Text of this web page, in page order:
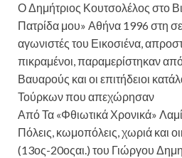
Ο Δημήτριος Κουτσολέλος στο
Πατρίδα μου» Αθήνα 1996 στη
αγωνιστές του Εικοσιένα,
πικραμένοι, παραμερίστηκαν
Βαυαρούς και οι επιτήδειοι
Τούρκων που απεχώρησαν
Από Τα «Φθιωτικά Χρονικά»
Πόλεις, κωμοπόλεις, χωριά και
(13ος-20οςαι.) του Γιώργου